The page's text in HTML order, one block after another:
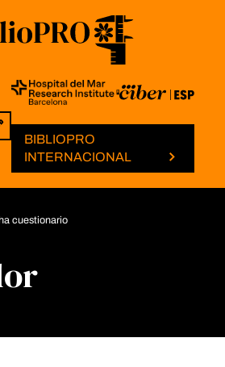
BIBLIOPRO
INTERNACIONAL
cuestionario